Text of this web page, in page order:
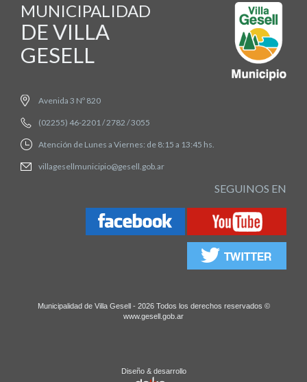
MUNICIPALIDAD
DE VILLA
GESELL
Avenida 3 Nº 820
(02255) 46-2201 / 2782 / 3055
Atención de Lunes a Viernes: de 8:15 a 13:45 hs.
villagesellmunicipio@gesell.gob.ar
SEGUINOS EN
Municipalidad de Villa Gesell - 2026 Todos los derechos reservados ©
www.gesell.gob.ar
Diseño & desarrollo